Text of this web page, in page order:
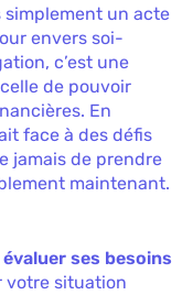
simplement un acte
envers soi-
c’est une
de pouvoir
En
face à des défis
jamais de prendre
maintenant.
évaluer ses besoins
votre situation